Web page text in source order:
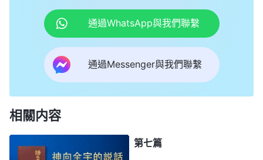
通過WhatsApp與我們聯繫
通過Messenger與我們聯繫
相關内容
第七篇